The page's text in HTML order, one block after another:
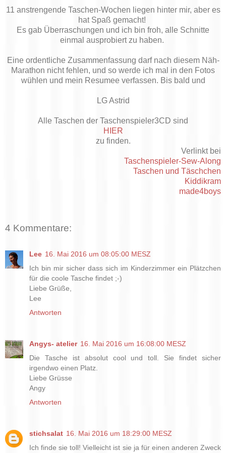
11 anstrengende Taschen-Wochen liegen hinter mir, aber es
hat Spaß gemacht!
Es gab Überraschungen und ich bin froh, alle Schnitte
einmal ausprobiert zu haben.
Eine ordentliche Zusammenfassung darf nach diesem Näh-
Marathon nicht fehlen, und so werde ich mal in den Fotos
wühlen und mein Resumee verfassen. Bis bald und
LG Astrid
Alle Taschen der Taschenspieler3CD sind
HIER
zu finden.
Verlinkt bei
Taschenspieler-Sew-Along
Taschen und Täschchen
Kiddikram
made4boys
4 Kommentare:
Lee 16. Mai 2016 um 08:05:00 MESZ
Ich bin mir sicher dass sich im Kinderzimmer ein Plätzchen
für die coole Tasche findet ;-)
Liebe Grüße,
Lee
Antworten
Angys- atelier 16. Mai 2016 um 16:08:00 MESZ
Die Tasche ist absolut cool und toll. Sie findet sicher
irgendwo einen Platz.
Liebe Grüsse
Angy
Antworten
stichsalat 16. Mai 2016 um 18:29:00 MESZ
Ich finde sie toll! Vielleicht ist sie ja für einen anderen Zweck